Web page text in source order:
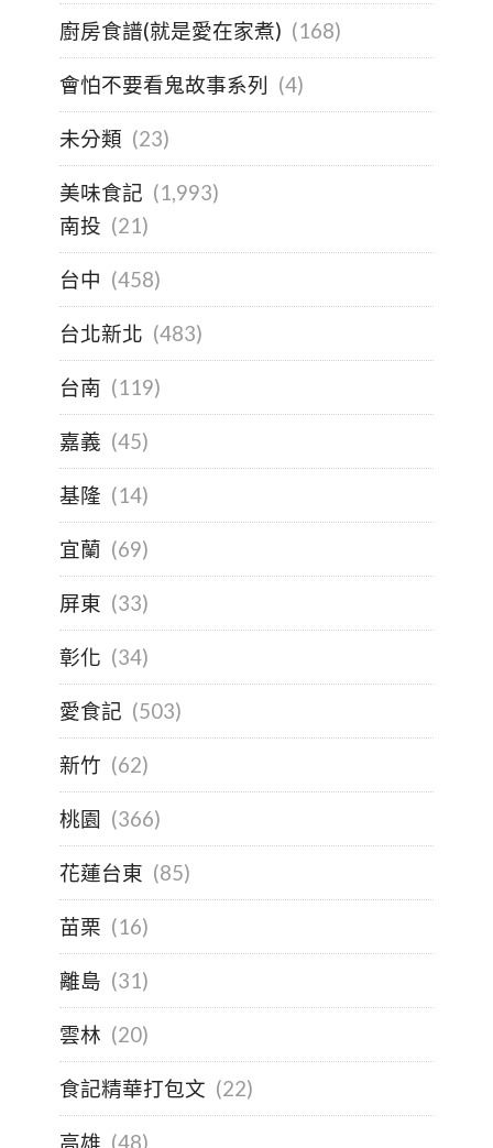
廚房食譜(就是愛在家煮) (168)
會怕不要看鬼故事系列 (4)
未分類 (23)
美味食記 (1,993)
南投 (21)
台中 (458)
台北新北 (483)
台南 (119)
嘉義 (45)
基隆 (14)
宜蘭 (69)
屏東 (33)
彰化 (34)
愛食記 (503)
新竹 (62)
桃園 (366)
花蓮台東 (85)
苗栗 (16)
離島 (31)
雲林 (20)
食記精華打包文 (22)
高雄 (48)